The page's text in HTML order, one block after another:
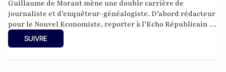
Guillaume de Morant mène une double carrière de
journaliste et d’enquêteur-généalogiste. D’abord rédacteur
pour le Nouvel Economiste, reporter à l’Echo Républicain de
Chartres, puis rédacteur en chef de Généalogie Magazine, il
se consacre depuis 2008 à des sujets de société pour Paris
SUIVRE